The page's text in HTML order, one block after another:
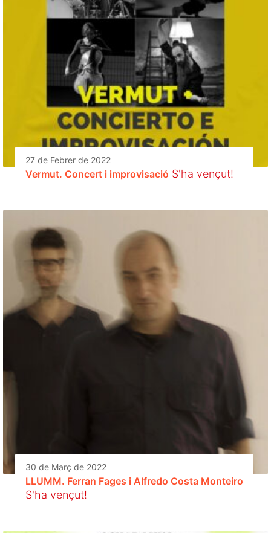
27 de Febrer de 2022
Vermut. Concert i improvisació S'ha vençut!
30 de Març de 2022
LLUMM. Ferran Fages i Alfredo Costa Monteiro
S'ha vençut!